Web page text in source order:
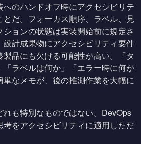
のハンドオフ時にアクセシビリテ
とだ。フォーカス順序、ラベル、見
ョンの状態は実装開始前に規定さ
計成果物にアクセシビリティ要件
品にも欠ける可能性が高い。「タ
「ラベルは何か」「エラー時に何が
なメモが、後の推測作業を大幅に
れも特別なものではない。DevOps
考をアクセシビリティに適用しただ